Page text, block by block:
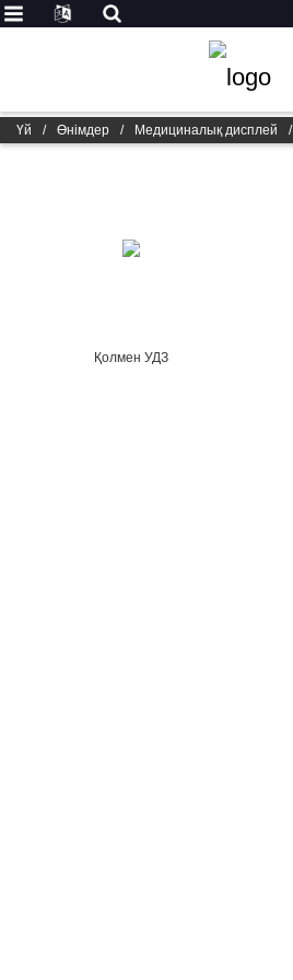
Үй / Өнімдер / Медициналық дисплей /
Қолмен УДЗ